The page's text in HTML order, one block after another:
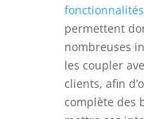
permettent
nombreuses
les coupler
clients, afin
complète des